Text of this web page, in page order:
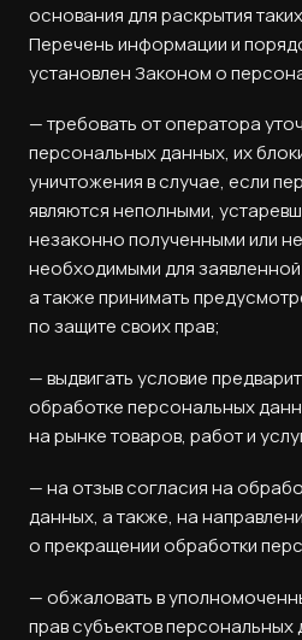
основания для раскрытия
Перечень информации и
установлен Законом о
— требовать от оператора
персональных данных, их
уничтожения в случае, если
являются неполными,
незаконно полученными или
необходимыми для
а также принимать
по защите своих прав;
— выдвигать условие
обработке персональных
на рынке товаров, работ и
— на отзыв согласия на
данных, а также, на
о прекращении обработки
— обжаловать в
прав субъектов